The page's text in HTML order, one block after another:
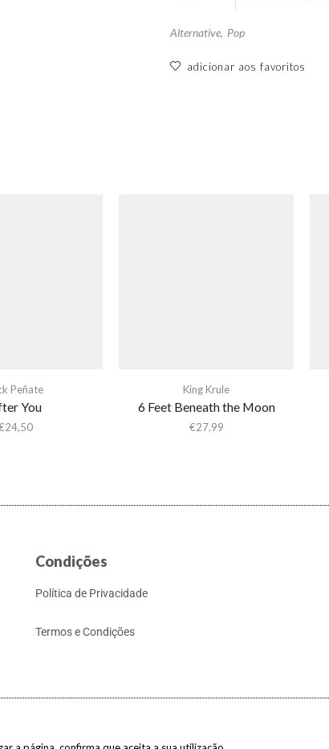
Alternative, Pop
adicionar aos favoritos
Peñate
You
24,50
King Krule
6 Feet Beneath the Moon
€27,99
Condições
Política de Privacidade
Termos e Condições